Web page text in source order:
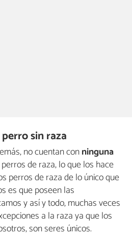
sin raza
no cuentan conninguna
de raza, lo que los hace
perros de raza de lo único que
es que poseen las
y así y todo, muchas veces
a la raza ya que los
son seres únicos.